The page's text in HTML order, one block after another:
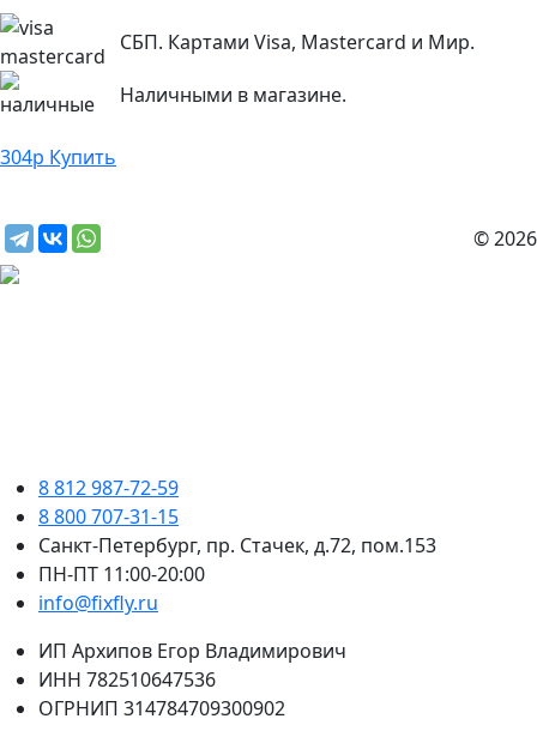
СБП. Картами Visa, Mastercard и Мир.
Наличными в магазине.
304р Купить
© 2026
8 812 987-72-59
8 800 707-31-15
Санкт-Петербург, пр. Стачек, д.72, пом.153
ПН-ПТ 11:00-20:00
info@fixfly.ru
ИП Архипов Егор Владимирович
ИНН 782510647536
ОГРНИП 314784709300902